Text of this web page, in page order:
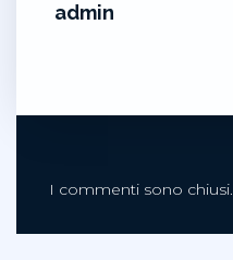
admin
I commenti sono chiusi.